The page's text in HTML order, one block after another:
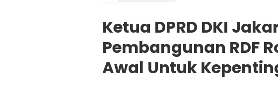
Ketua DPRD DKI
Pembangunan RDF
Awal Untuk